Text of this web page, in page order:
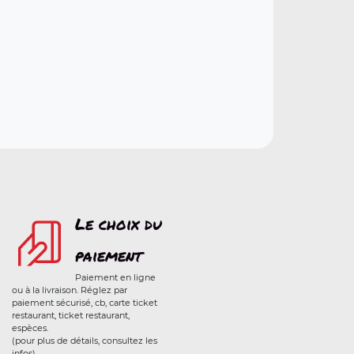
Le choix du
paiement
Paiement en ligne
ou à la livraison. Réglez par
paiement sécurisé, cb, carte ticket
restaurant, ticket restaurant,
espèces.
(pour plus de détails, consultez les